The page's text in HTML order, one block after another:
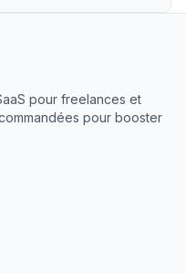
pour freelances et
pour booster